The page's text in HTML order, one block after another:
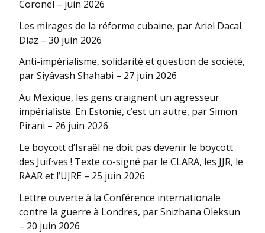
Coronel – juin 2026
Les mirages de la réforme cubaine, par Ariel Dacal
Díaz – 30 juin 2026
Anti-impérialisme, solidarité et question de société,
par Siyâvash Shahabi – 27 juin 2026
Au Mexique, les gens craignent un agresseur
impérialiste. En Estonie, c’est un autre, par Simon
Pirani – 26 juin 2026
Le boycott d’Israël ne doit pas devenir le boycott
des Juif·ves ! Texte co-signé par le CLARA, les JJR, le
RAAR et l’UJRE – 25 juin 2026
Lettre ouverte à la Conférence internationale
contre la guerre à Londres, par Snizhana Oleksun
– 20 juin 2026